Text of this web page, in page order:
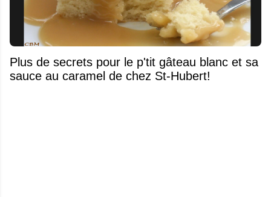
Plus de secrets pour le p'tit gâteau blanc et sa
sauce au caramel de chez St-Hubert!